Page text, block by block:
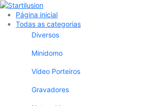
Página inicial
Todas as categorias
Diversos
Minidomo
Vídeo Porteiros
Gravadores